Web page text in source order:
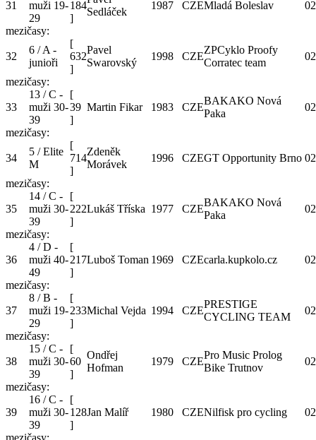
31
muži 19-
29
184
]
Sedláček
1987 CZEMladá Boleslav
mezičasy:
32
6 / A -
junioři
[
632
]
Pavel
Swarovský
1998 CZE
ZPCyklo Proofy
Corratec team
mezičasy:
33
13 / C -
muži 30-
39
[
39
]
Martin Fikar 1983 CZE
BAKAKO Nová
Paka
mezičasy:
34
5 / Elite
M
[
714
]
Zdeněk
Morávek
1996 CZEGT Opportunity Brno
mezičasy:
35
14 / C -
muži 30-
39
[
222
]
Lukáš Tříska 1977 CZE
BAKAKO Nová
Paka
mezičasy:
36
4 / D -
muži 40-
49
[
217
]
Luboš Toman 1969 CZEcarla.kupkolo.cz
mezičasy:
37
8 / B -
muži 19-
29
[
233
]
Michal Vejda 1994 CZE
PRESTIGE
CYCLING TEAM
mezičasy:
38
15 / C -
muži 30-
39
[
60
]
Ondřej
Hofman
1979 CZE
Pro Music Prolog
Bike Trutnov
mezičasy:
39
16 / C -
muži 30-
39
[
128
]
Jan Malíř 1980 CZENilfisk pro cycling